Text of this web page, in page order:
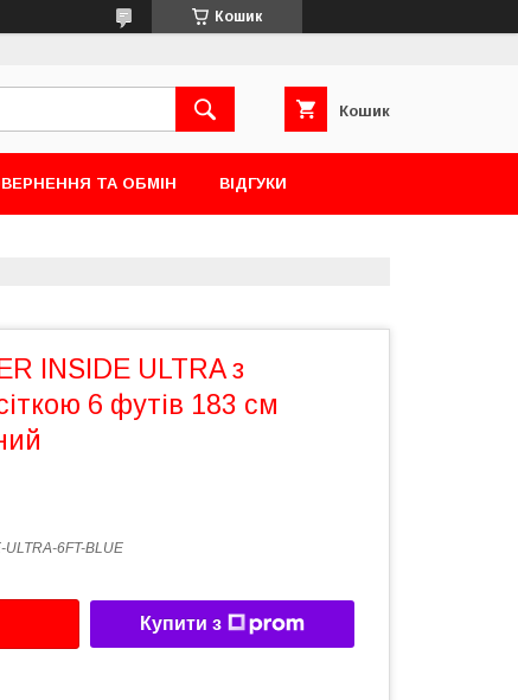
Кошик
Кошик
ТА ОБМІН ВІДГУКИ
INSIDE ULTRA з
6 футів 183 см
ULTRA-6FT-BLUE
Купити з